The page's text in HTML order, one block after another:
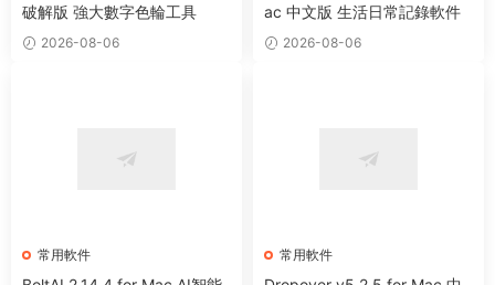
破解版 強大數字色輪工具
2026-08-06
ac 中文版 生活日常記錄軟件
2026-08-06
常用軟件 常用軟件